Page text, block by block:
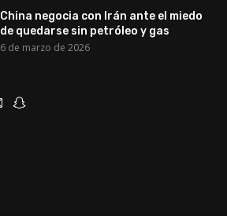
China negocia con Irán ante el miedo
de quedarse sin petróleo y gas
6 de marzo de 2026